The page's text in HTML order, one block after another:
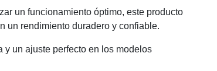
un funcionamiento óptimo, este producto
un rendimiento duradero y confiable.
un ajuste perfecto en los modelos